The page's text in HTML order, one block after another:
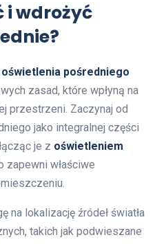
i wdrożyć
oświetlenia pośredniego
zasad, które wpłyną na
przestrzeni. Zaczynaj od
jako integralnej części
je z oświetleniem
zapewni właściwe
na lokalizację źródeł światła
takich jak podwieszane